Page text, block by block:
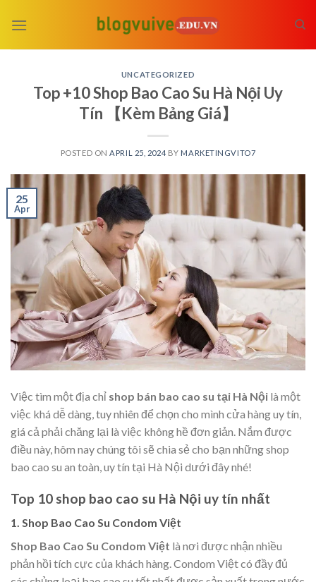
UNCATEGORIZED
Top +10 Shop Bao Cao Su Hà Nội Uy
Tín 【Kèm Bảng Giá】
POSTED ON APRIL 25, 2024 BY MARKETINGVITO7
25
Apr
Việc tìm một địa chỉ shop bán bao cao su tại Hà Nội là một
việc khá dễ dàng, tuy nhiên để chọn cho mình cửa hàng uy tín,
giá cả phải chăng lại là việc không hề đơn giản. Nắm được
điều này, hôm nay chúng tôi sẽ chia sẻ cho bạn những shop
bao cao su an toàn, uy tín tại Hà Nội dưới đây nhé!
Top 10 shop bao cao su Hà Nội uy tín nhất
1. Shop Bao Cao Su Condom Việt
Shop Bao Cao Su Condom Việt là nơi được nhận nhiều
phản hồi tích cực của khách hàng. Condom Việt có đầy đủ